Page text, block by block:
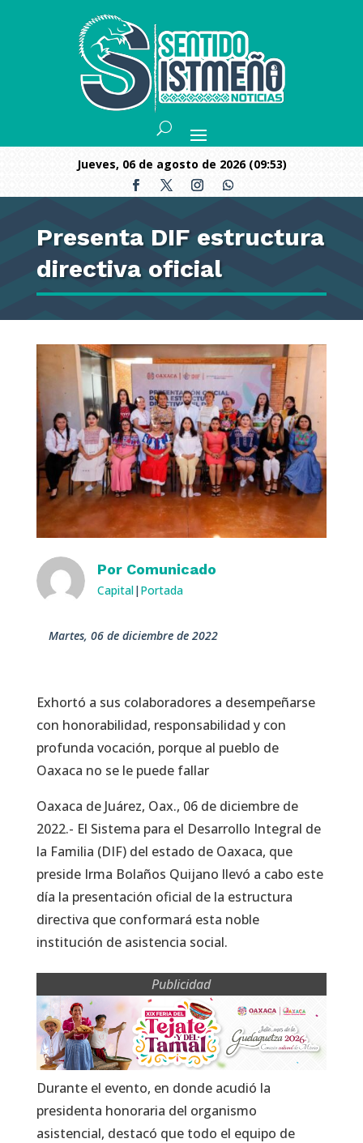
jueves, 06 de agosto de 2026 (09:53)
Presenta DIF estructura
directiva oficial
Por Comunicado
Capital| Portada
martes, 06 de diciembre de 2022
Exhortó a sus colaboradores a desempeñarse
con honorabilidad, responsabilidad y con
profunda vocación, porque al pueblo de
Oaxaca no se le puede fallar
Oaxaca de Juárez, Oax., 06 de diciembre de
2022.- El Sistema para el Desarrollo Integral de
la Familia (DIF) del estado de Oaxaca, que
preside Irma Bolaños Quijano llevó a cabo este
día la presentación oficial de la estructura
directiva que conformará esta noble
institución de asistencia social.
Publicidad
Durante el evento, en donde acudió la
presidenta honoraria del organismo
asistencial, destacó que todo el equipo de